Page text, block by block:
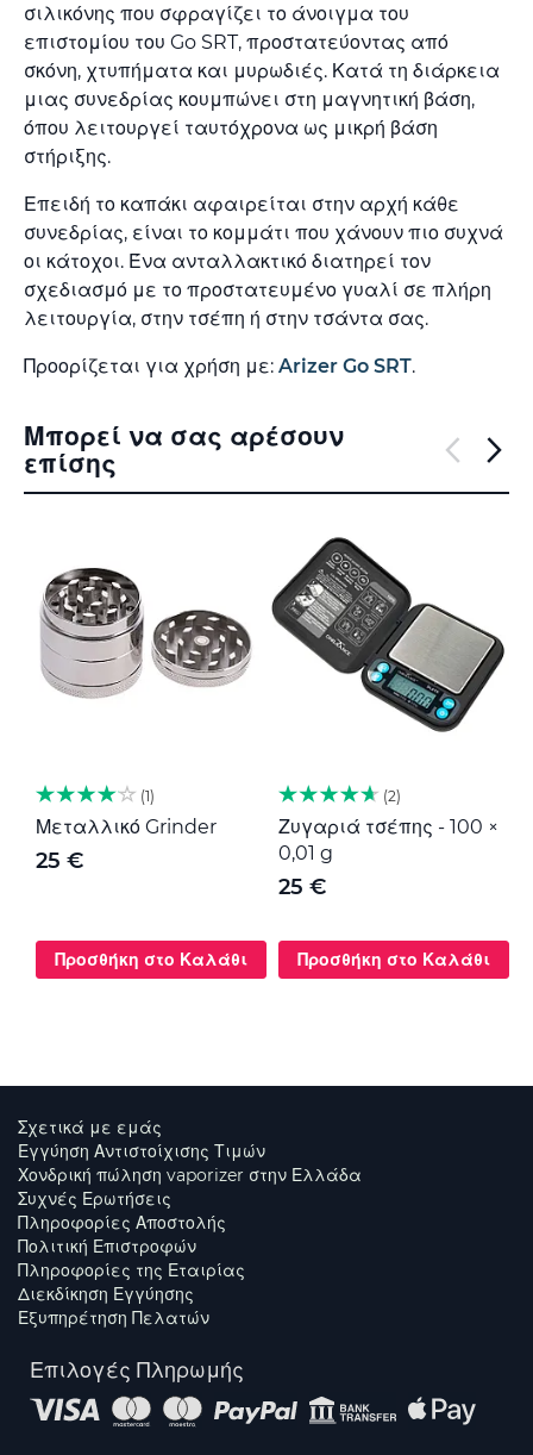
σιλικόνης που σφραγίζει το άνοιγμα του
επιστομίου του Go SRT, προστατεύοντας από
σκόνη, χτυπήματα και μυρωδιές. Κατά τη διάρκεια
μιας συνεδρίας κουμπώνει στη μαγνητική βάση,
όπου λειτουργεί ταυτόχρονα ως μικρή βάση
στήριξης.
Επειδή το καπάκι αφαιρείται στην αρχή κάθε
συνεδρίας, είναι το κομμάτι που χάνουν πιο συχνά
οι κάτοχοι. Ένα ανταλλακτικό διατηρεί τον
σχεδιασμό με το προστατευμένο γυαλί σε πλήρη
λειτουργία, στην τσέπη ή στην τσάντα σας.
Προορίζεται για χρήση με: Arizer Go SRT.
Μπορεί να σας αρέσουν
επίσης
1
Μεταλλικό Grinder
25 €
Προσθήκη στο Καλάθι
2
Ζυγαριά τσέπης - 100 ×
0,01 g
25 €
Προσθήκη στο Καλάθι
Σχετικά με εμάς
Εγγύηση Αντιστοίχισης Τιμών
Χονδρική πώληση vaporizer στην Ελλάδα
Συχνές Ερωτήσεις
Πληροφορίες Αποστολής
Πολιτική Επιστροφών
Πληροφορίες της Εταιρίας
Διεκδίκηση Εγγύησης
Εξυπηρέτηση Πελατών
Επιλογές Πληρωμής